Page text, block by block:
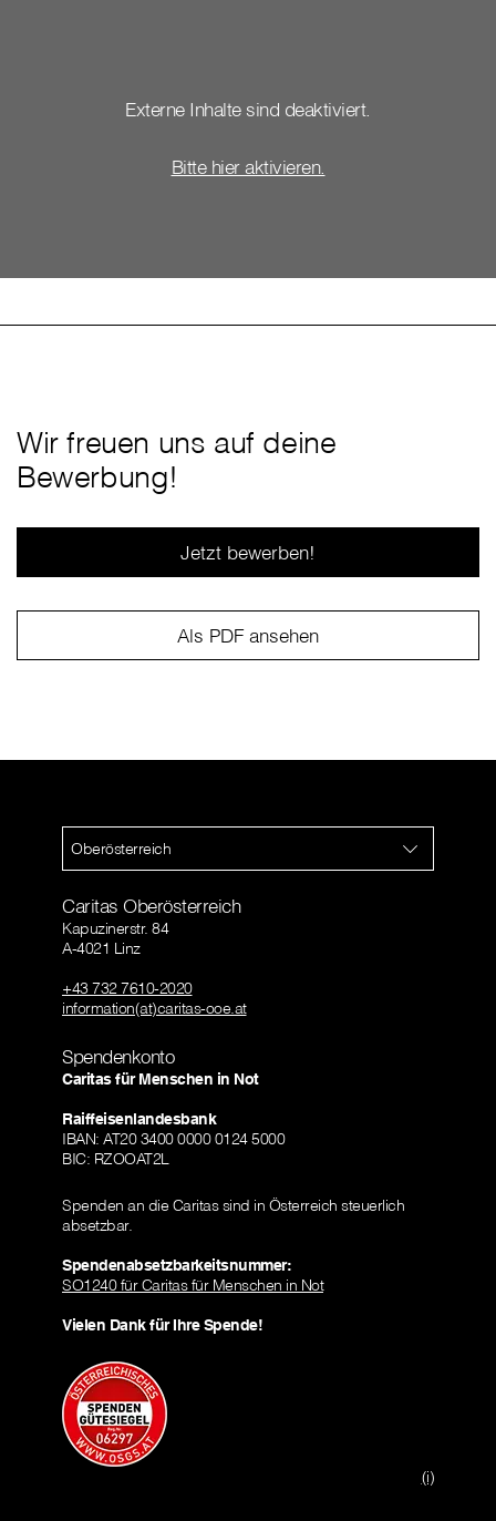
Externe Inhalte sind deaktiviert.
Bitte hier aktivieren.
Wir freuen uns auf deine
Bewerbung!
Jetzt bewerben!
Als PDF ansehen
Oberösterreich
Caritas Oberösterreich
Kapuzinerstr. 84
A-4021 Linz
+43 732 7610-2020
information(at)caritas-ooe.at
Spendenkonto
Caritas für Menschen in Not
Raiffeisenlandesbank
IBAN: AT20 3400 0000 0124 5000
BIC: RZOOAT2L
Spenden an die Caritas sind in Österreich steuerlich
absetzbar.
Spendenabsetzbarkeitsnummer:
SO1240 für Caritas für Menschen in Not
Vielen Dank für Ihre Spende!
(i)